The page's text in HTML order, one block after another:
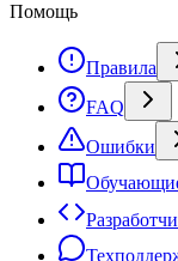
Помощь
Правила
FAQ
Ошибки